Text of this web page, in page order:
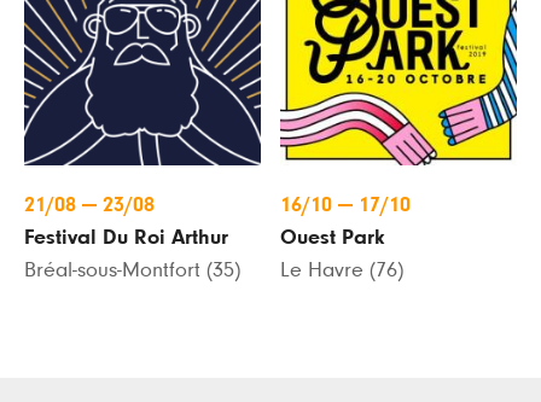
21/08 — 23/08
Festival Du Roi Arthur
Bréal-sous-Montfort (35)
16/10 — 17/10
Ouest Park
Le Havre (76)